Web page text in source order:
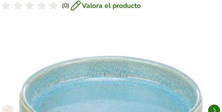
(0) Valora el producto